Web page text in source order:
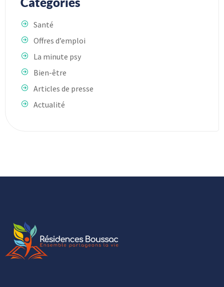
Santé
Offres d’emploi
La minute psy
Bien-être
Articles de presse
Actualité